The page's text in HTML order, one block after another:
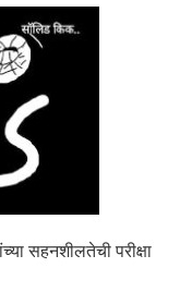
सहनशीलतेची परीक्षा